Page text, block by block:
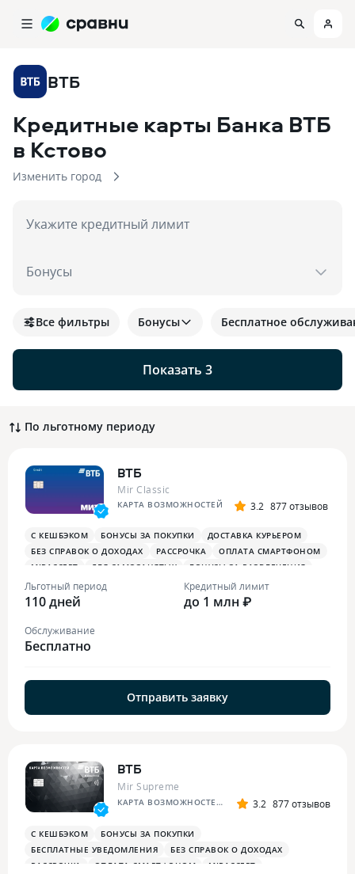
ВТБ
Кредитные карты Банка ВТБ
в Кстово
Изменить город
Укажите кредитный лимит
Бонусы
Показать 3
Все фильтры Бонусы Бесплатное
По льготному периоду
ВТБ
Mir Classic
КАРТА ВОЗМОЖНОСТЕЙ 3.2 877 отзывов
С КЕШБЭКОМ БОНУСЫ ЗА ПОКУПКИ
ДОСТАВКА КУРЬЕРОМ
БЕЗ СПРАВОК О ДОХОДАХ
РАССРОЧКА
ОПЛАТА СМАРТФОНОМ
MIRACCEPT
ДЛЯ САМОЗАНЯТЫХ
БОНУСЫ ЗА РАЗВЛЕЧЕНИЯ
ПЛАТЕЖНЫЙ СТИКЕР
Льготный период
110 дней
Кредитный лимит
до 1 млн ₽
Обслуживание
Бесплатно
Отправить заявку
ВТБ
Mir Supreme
КАРТА ВОЗМОЖНОСТЕЙ ПРИВИЛЕГИЯ 3.2 877 отзывов
С КЕШБЭКОМ
БОНУСЫ ЗА ПОКУПКИ
БЕСПЛАТНЫЕ УВЕДОМЛЕНИЯ
БЕЗ СПРАВОК О ДОХОДАХ
РАССРОЧКА
ОПЛАТА СМАРТФОНОМ
MIRACCEPT